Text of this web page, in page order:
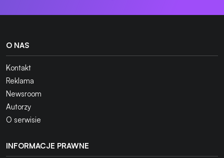
O NAS
Kontakt
Reklama
Newsroom
Autorzy
O serwisie
INFORMACJE PRAWNE